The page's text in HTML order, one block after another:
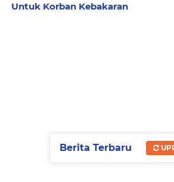
Untuk Korban Kebakaran
Berita Terbaru